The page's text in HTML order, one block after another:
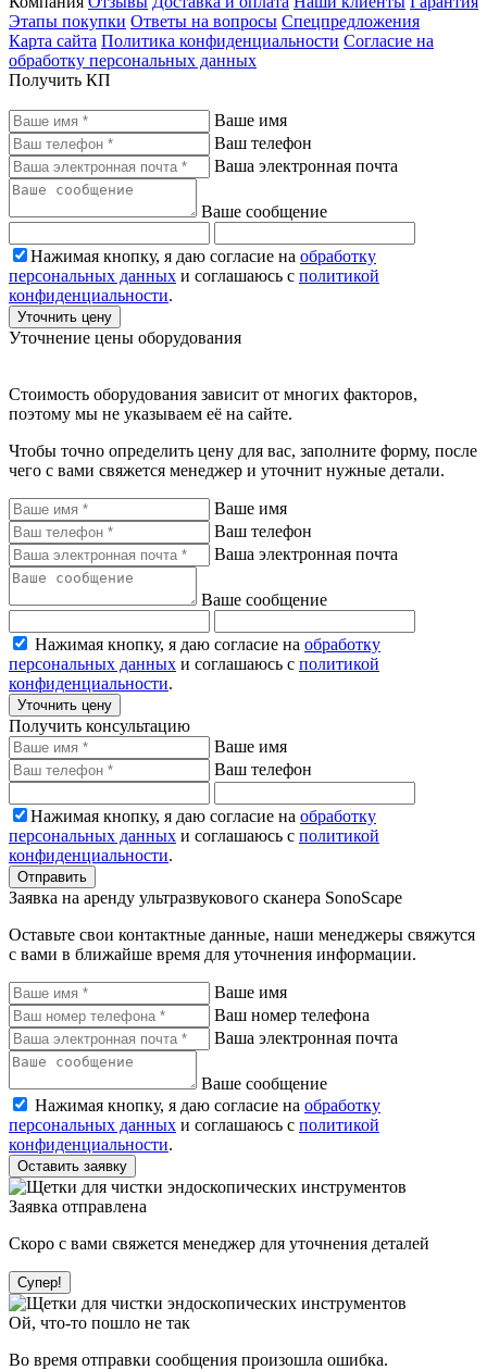
Этапы покупки Ответы на вопросы Спецпредложения
Карта сайта Политика конфиденциальности Согласие на
обработку персональных данных
Получить КП
Ваше имя
Ваш телефон
Ваша электронная почта
Ваше сообщение
Нажимая кнопку, я даю согласие на обработку
персональных данных и соглашаюсь с политикой
конфиденциальности.
Уточнить цену
Уточнение цены оборудования
Стоимость оборудования зависит от многих факторов,
поэтому мы не указываем её на сайте.
Чтобы точно определить цену для вас, заполните форму, после
чего с вами свяжется менеджер и уточнит нужные детали.
Ваше имя
Ваш телефон
Ваша электронная почта
Ваше сообщение
Нажимая кнопку, я даю согласие на обработку
персональных данных и соглашаюсь с политикой
конфиденциальности.
Уточнить цену
Получить консультацию
Ваше имя
Ваш телефон
Нажимая кнопку, я даю согласие на обработку
персональных данных и соглашаюсь с политикой
конфиденциальности.
Отправить
Заявка на аренду ультразвукового сканера SonoScape
Оставьте свои контактные данные, наши менеджеры свяжутся
с вами в ближайше время для уточнения информации.
Ваше имя
Ваш номер телефона
Ваша электронная почта
Ваше сообщение
Нажимая кнопку, я даю согласие на обработку
персональных данных и соглашаюсь с политикой
конфиденциальности.
Оставить заявку
Заявка отправлена
Скоро с вами свяжется менеджер для уточнения деталей
Супер!
Ой, что-то пошло не так
Во время отправки сообщения произошла ошибка.